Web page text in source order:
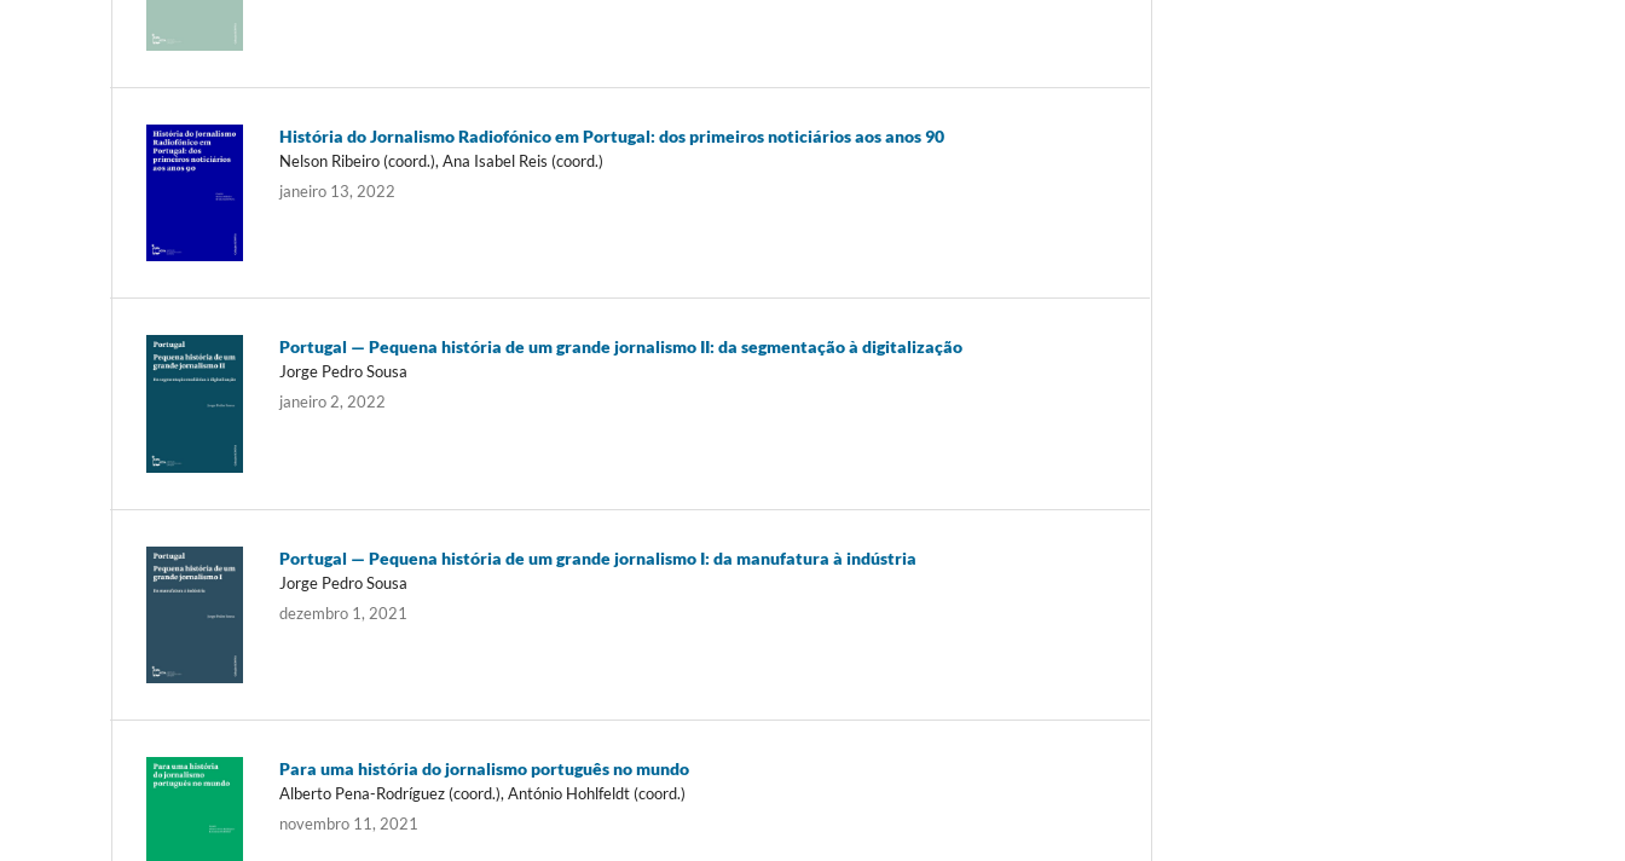
História do Jornalismo Radiofónico em Portugal: dos primeiros noticiários aos anos 90
Nelson Ribeiro (coord.), Ana Isabel Reis (coord.)
janeiro 13, 2022
Portugal — Pequena história de um grande jornalismo II: da segmentação à digitalização
Jorge Pedro Sousa
janeiro 2, 2022
Portugal — Pequena história de um grande jornalismo I: da manufatura à indústria
Jorge Pedro Sousa
dezembro 1, 2021
Para uma história do jornalismo português no mundo
Alberto Pena-Rodríguez (coord.), António Hohlfeldt (coord.)
novembro 11, 2021